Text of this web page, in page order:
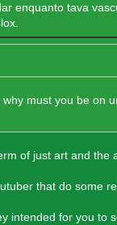
enquanto tava
must you be on
of just art and the
that do some
intended for you to